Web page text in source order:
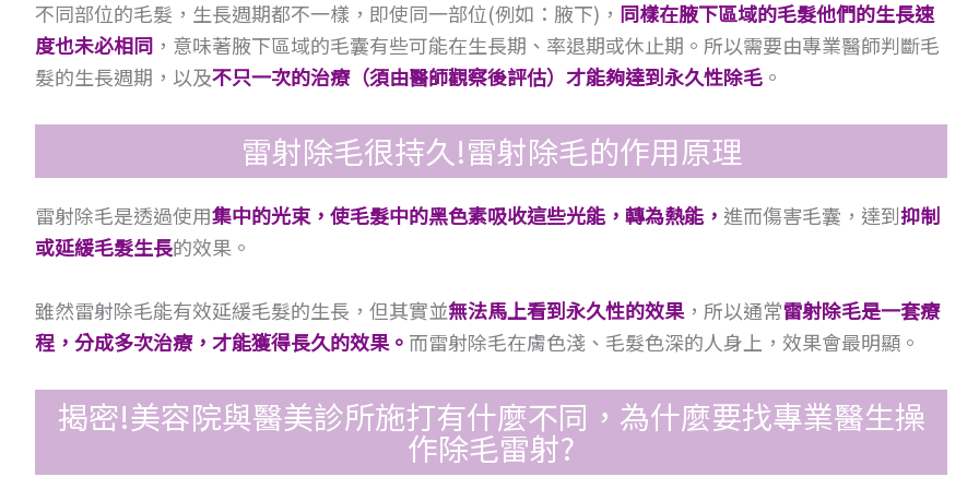
不同部位的毛髮，生長週期都不一樣，即使同一部位(例如：腋下)， 同樣在腋下區域的毛髮他們的生長速
度也未必相同 ，意味著腋下區域的毛囊有些可能在生長期、率退期或休止期。所以需要由專業醫師判斷毛
髮的生長週期，以及不只一次的治療（須由醫師觀察後評估）才能夠達到永久性除毛 。
雷射除毛很持久!雷射除毛的作用原理
雷射除毛是透過使用集中的光束，使毛髮中的黑色素吸收這些光能，轉為熱能， 進而傷害毛囊，達到抑制
或延緩毛髮生長的效果。
雖然雷射除毛能有效延緩毛髮的生長，但其實並無法馬上看到永久性的效果，所以通常雷射除毛是一套療
程，分成多次治療，才能獲得長久的效果。 而雷射除毛在膚色淺、毛髮色深的人身上，效果會最明顯。
揭密!美容院與醫美診所施打有什麼不同，為什麼要找專業醫生操
作除毛雷射?